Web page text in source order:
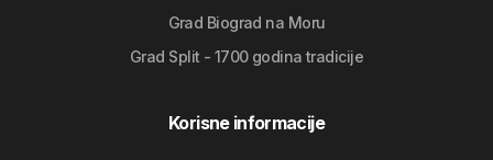
Grad Biograd na Moru
Grad Split - 1700 godina tradicije
Korisne informacije